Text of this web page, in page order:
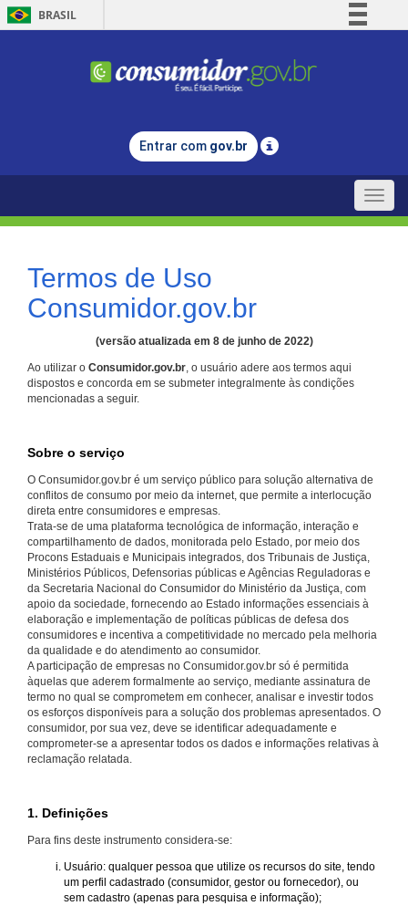
BRASIL
Comunica BR
Legislação
Entrar com gov.br
Toggle
Termos de Uso
Consumidor.gov.br
(versão atualizada em 8 de junho de 2022)
Ao utilizar o Consumidor.gov.br, o usuário adere aos termos aqui
dispostos e concorda em se submeter integralmente às condições
mencionadas a seguir.
Sobre o serviço
O Consumidor.gov.br é um serviço público para solução alternativa de
conflitos de consumo por meio da internet, que permite a interlocução
direta entre consumidores e empresas.
Trata-se de uma plataforma tecnológica de informação, interação e
compartilhamento de dados, monitorada pelo Estado, por meio dos
Procons Estaduais e Municipais integrados, dos Tribunais de Justiça,
Ministérios Públicos, Defensorias públicas e Agências Reguladoras e
da Secretaria Nacional do Consumidor do Ministério da Justiça, com
apoio da sociedade, fornecendo ao Estado informações essenciais à
elaboração e implementação de políticas públicas de defesa dos
consumidores e incentiva a competitividade no mercado pela melhoria
da qualidade e do atendimento ao consumidor.
A participação de empresas no Consumidor.gov.br só é permitida
àquelas que aderem formalmente ao serviço, mediante assinatura de
termo no qual se comprometem em conhecer, analisar e investir todos
os esforços disponíveis para a solução dos problemas apresentados. O
consumidor, por sua vez, deve se identificar adequadamente e
comprometer-se a apresentar todos os dados e informações relativas à
reclamação relatada.
1. Definições
Para fins deste instrumento considera-se:
Usuário: qualquer pessoa que utilize os recursos do site, tendo
um perfil cadastrado (consumidor, gestor ou fornecedor), ou
sem cadastro (apenas para pesquisa e informação);